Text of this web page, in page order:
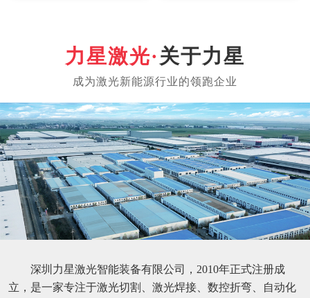
关于力星
深圳力星激光智能装备有限公司，2010年正式注册成
立，是一家专注于激光切割、激光焊接、数控折弯、自动化